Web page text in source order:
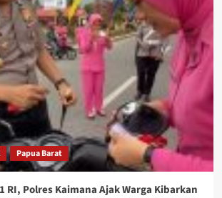
Papua Barat
RI, Polres Kaimana Ajak Warga Kibarkan